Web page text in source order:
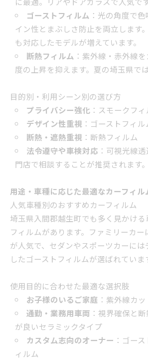
に最適。リアやドアガラスで人気です
ゴーストフィルム ：光の角度で
イン性とまぶしさ防止を両立します
も対応したモデルが増えています。
断熱フィルム ：紫外線・赤外線
度の上昇を抑えます。夏の埼玉県で
目的別・利用シーン別の選び方
プライバシー強化：スモークフィ
デザイン性重視 ：ゴーストフィル
断熱・遮熱重視 ：断熱フィルム
法令遵守や車検対応 ：可視光線
門店で相談することが推奨されます。
用途・車種に応じた最適なカーフィル
人気車種別のおすすめカーフィルム
埼玉県入間郡越生町でも多く見かけ
フィルムがあります。ファミリーカ
が人気で、セダンやスポーツカーに
したゴーストフィルムが選ばれていま
使用目的に合わせた最適な選択肢
お子様のいるご家庭 ：紫外線カ
通勤・業務用車両 ：視界確保と
が良いセラミックタイプ
カスタム志向のオーナー ：ゴー
ィルム